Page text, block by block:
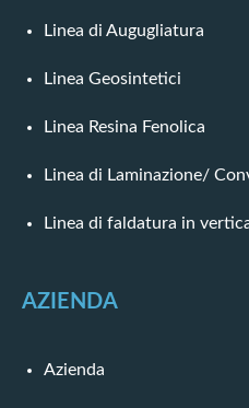
Linea di Augugliatura
Linea Geosintetici
Linea Resina Fenolica
Linea di Laminazione/
Linea di faldatura in
AZIENDA
Azienda